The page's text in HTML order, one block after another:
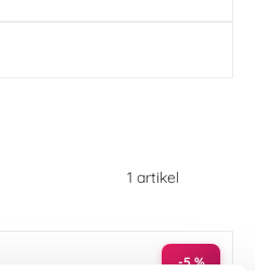
1 artikel
-5 %